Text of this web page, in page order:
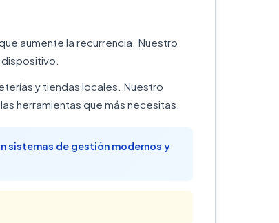
aumente la recurrencia. Nuestro
y tiendas locales. Nuestro
herramientas que más necesitas.
sistemas de gestión modernos y